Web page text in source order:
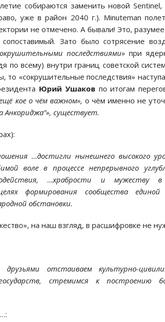
собираются заменить новой
уже в район 2040 г.). Minuteman
не отмечено. А бывали! Это,
Зато было сотрясение
последствиями» при
по всему) внутри границ советской
то «сокрушительные последствия»
Юрий Ушаковпо итогам
кое о чём важном», о чём именно не
Анкориджа”», существует.
…достигли нынешнего высокого
воле в процессе непрерывного
…храбрости и мужеству
формирования сообщества
обстановки.
на наш взгляд, в расшифровке не
отстаиваем культурно-
стремимся к построению